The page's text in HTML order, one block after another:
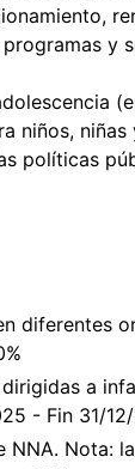
y
niños,
políticas
diferentes
a
- Fin 31/
Nota: